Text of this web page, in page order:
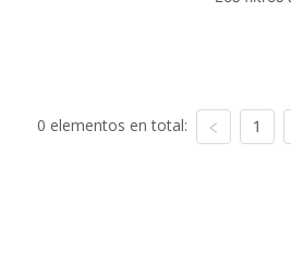
0 elementos en total: 1